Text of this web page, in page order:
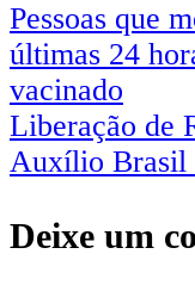
Pessoas que
últimas 24
vacinado
Liberação de
Auxílio Brasil
Deixe um